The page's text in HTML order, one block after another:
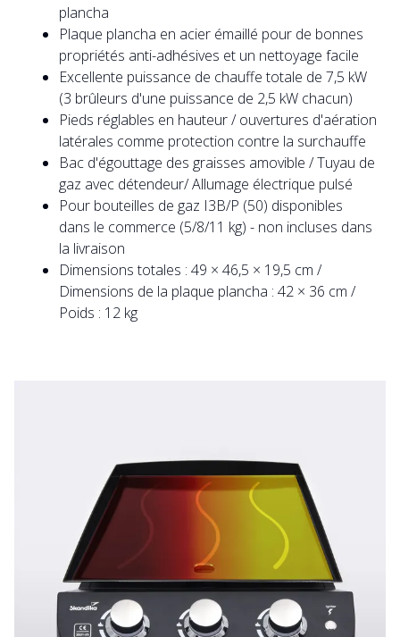
plancha
Plaque plancha en acier émaillé pour de bonnes
propriétés anti-adhésives et un nettoyage facile
Excellente puissance de chauffe totale de 7,5 kW
(3 brûleurs d'une puissance de 2,5 kW chacun)
Pieds réglables en hauteur / ouvertures d'aération
latérales comme protection contre la surchauffe
Bac d'égouttage des graisses amovible / Tuyau de
gaz avec détendeur/ Allumage électrique pulsé
Pour bouteilles de gaz I3B/P (50) disponibles
dans le commerce (5/8/11 kg) - non incluses dans
la livraison
Dimensions totales : 49 × 46,5 × 19,5 cm /
Dimensions de la plaque plancha : 42 × 36 cm /
Poids : 12 kg